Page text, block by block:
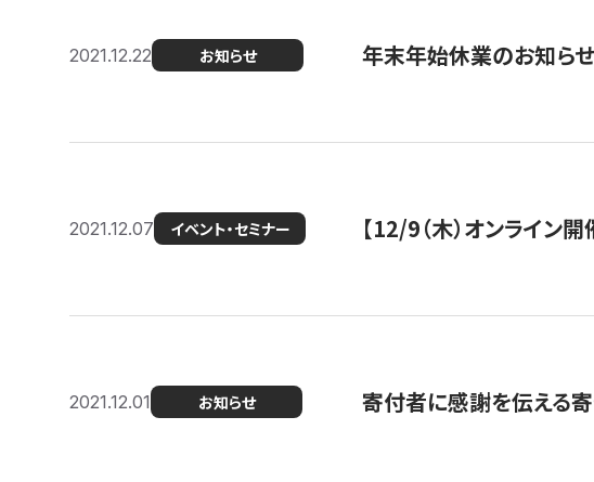
2021.12.22 お知らせ 年末年始休業のお知らせ
2021.12.07 イベント・セミナー 【12/9（木）オンライン
2021.12.01 お知らせ 寄付者に感謝を伝える